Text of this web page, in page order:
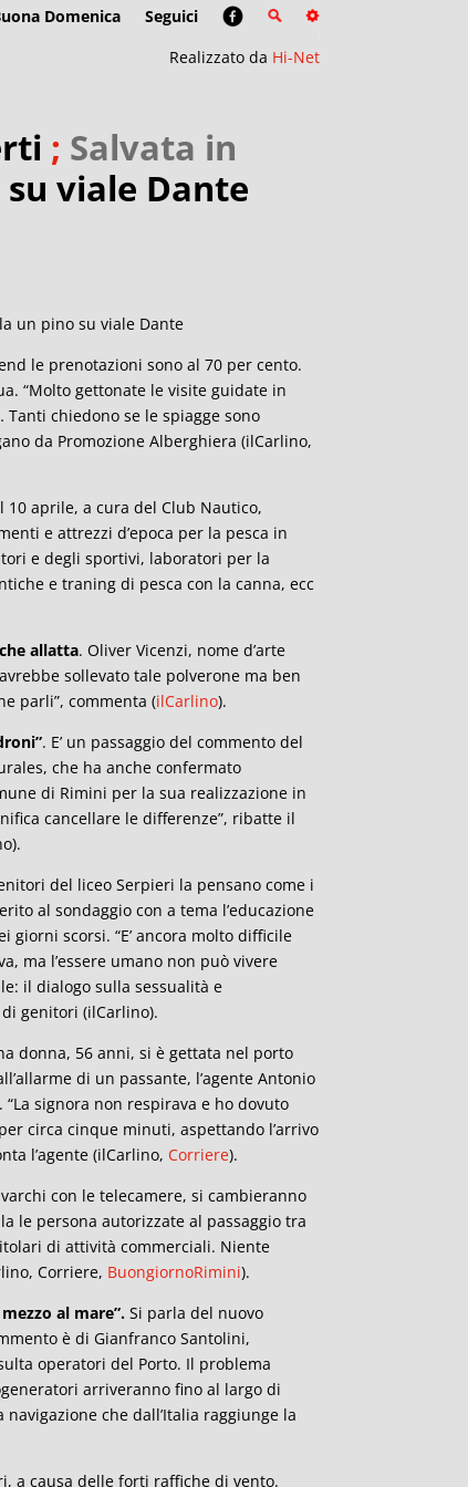
Domenica
Seguici
Realizzato da Hi-Net
; Salvata in
viale Dante
un pino su viale Dante
le prenotazioni sono al 70 per cento.
“Molto gettonate le visite guidate in
chiedono se le spiagge sono
da Promozione Alberghiera (ilCarlino,
10 aprile, a cura del Club Nautico,
e attrezzi d’epoca per la pesca in
e degli sportivi, laboratori per la
e traning di pesca con la canna, ecc
allatta. Oliver Vicenzi, nome d’arte
sollevato tale polverone ma ben
parli”, commenta (ilCarlino).
. E’ un passaggio del commento del
che ha anche confermato
di Rimini per la sua realizzazione in
cancellare le differenze”, ribatte il
del liceo Serpieri la pensano come i
al sondaggio con a tema l’educazione
giorni scorsi. “E’ ancora molto difficile
ma l’essere umano non può vivere
il dialogo sulla sessualità e
genitori (ilCarlino).
donna, 56 anni, si è gettata nel porto
di un passante, l’agente Antonio
signora non respirava e ho dovuto
circa cinque minuti, aspettando l’arrivo
l’agente (ilCarlino, Corriere).
con le telecamere, si cambieranno
le persona autorizzate al passaggio tra
di attività commerciali. Niente
Corriere, BuongiornoRimini).
al mare”. Si parla del nuovo
è di Gianfranco Santolini,
operatori del Porto. Il problema
arriveranno fino al largo di
che dall’Italia raggiunge la
a causa delle forti raffiche di vento.